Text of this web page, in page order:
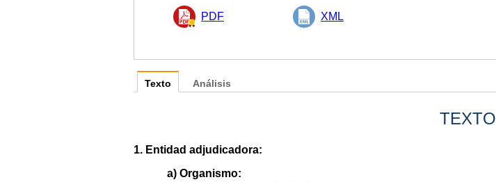
PDF XML
Texto
TEXTO
1. Entidad adjudicadora:
a) Organismo:
Análisis